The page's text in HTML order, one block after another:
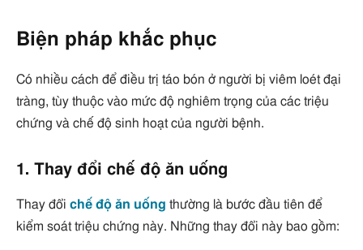
Biện pháp khắc phục
Có nhiều cách để điều trị táo bón ở người bị viêm loét đại
tràng, tùy thuộc vào mức độ nghiêm trọng của các triệu
chứng và chế độ sinh hoạt của người bệnh.
1. Thay đổi chế độ ăn uống
Thay đổi chế độ ăn uống thường là bước đầu tiên để
kiểm soát triệu chứng này. Những thay đổi này bao gồm: